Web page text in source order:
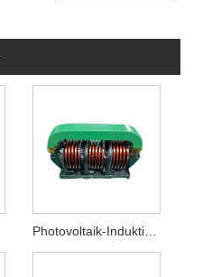
Photovoltaik-Induktivität